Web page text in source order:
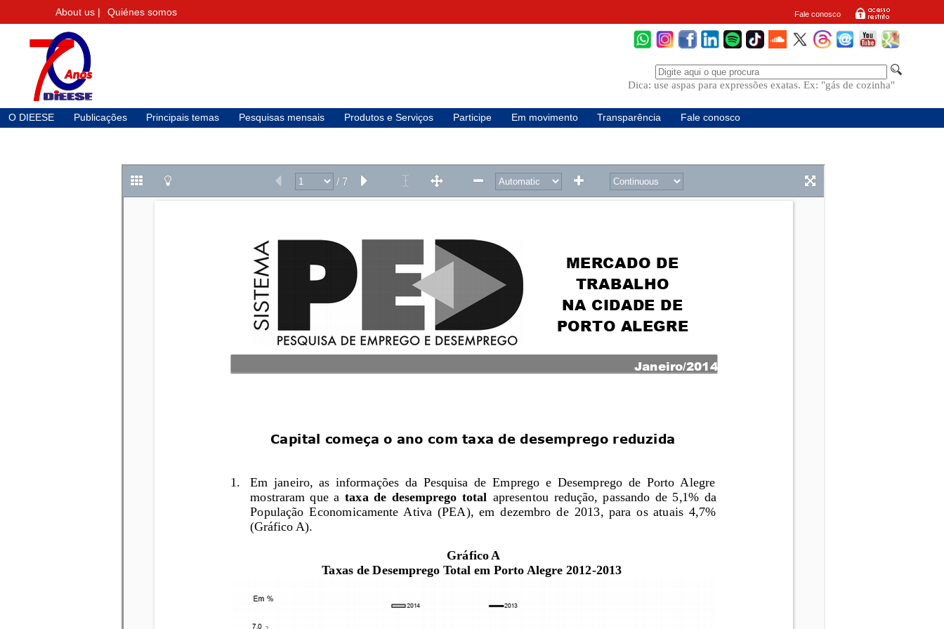
About us | Quiénes somos Fale conosco
Dica: use aspas para expressões exatas. Ex: "gás de cozinha"
O DIEESE Publicações Principais temas Pesquisas mensais Produtos e Serviços Participe Em movimento Transparência Fale conosco